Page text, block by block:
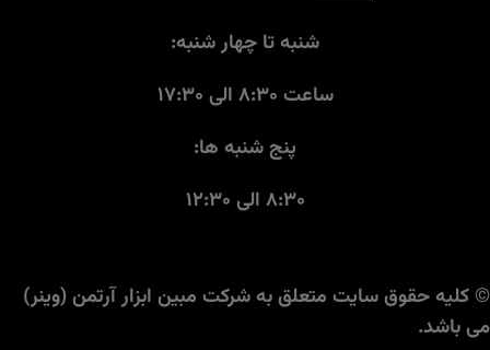
شنبه تا چهار شنبه:
ساعت ۸:۳۰ الی ۱۷:۳۰
پنج شنبه ها:
۸:۳۰ الی ۱۲:۳۰
© کلیه حقوق سایت متعلق به شرکت مبین ابزار آرتمن (وینر)
می باشد.